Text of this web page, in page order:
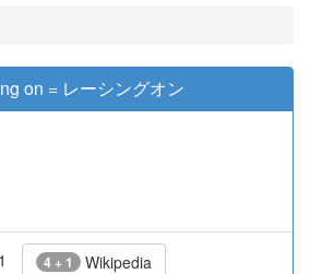
on = レーシングオン
4 + 1 Wikipedia